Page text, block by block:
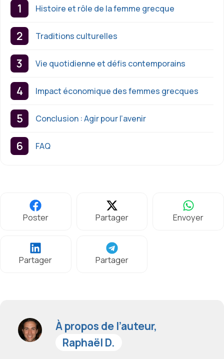
Histoire et rôle de la femme grecque
Traditions culturelles
Vie quotidienne et défis contemporains
Impact économique des femmes grecques
Conclusion : Agir pour l’avenir
FAQ
Poster Partager Envoyer
Partager Partager
À propos de l’auteur,
Raphaël D.